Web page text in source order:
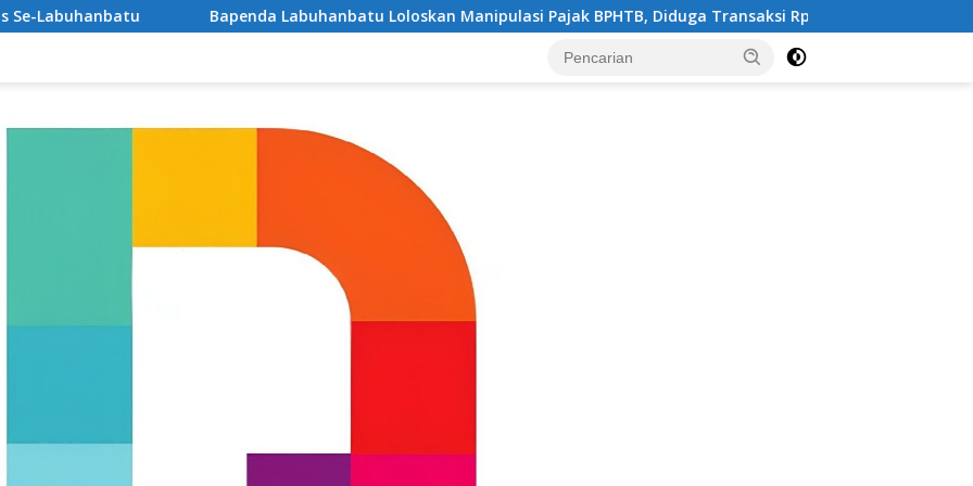
‎Bapenda Labuhanbatu Loloskan Manipulasi Pajak BPHTB, Diduga Transaksi Rp.16 Milyar Dilapor Hanya Rp.1,25 Milyar